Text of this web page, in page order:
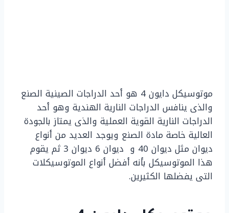
موتوسيكل دايون 4 هو أحد الدراجات الصينية الصنع
والذى ينافس الدراجات النارية الهندية وهو أحد
الدراجات النارية القوية العملية والذى يمتاز بالجودة
العالية خاصة مادة الصنع ويوجد العديد من أنواع
ديوان مثل ديوان 40 و ديوان 6 ديوان 3 ثم يقوم
هذا الموتوسيكل بأنه أفضل أنواع الموتوسيكلات
التى يفضلها الكثيرين.